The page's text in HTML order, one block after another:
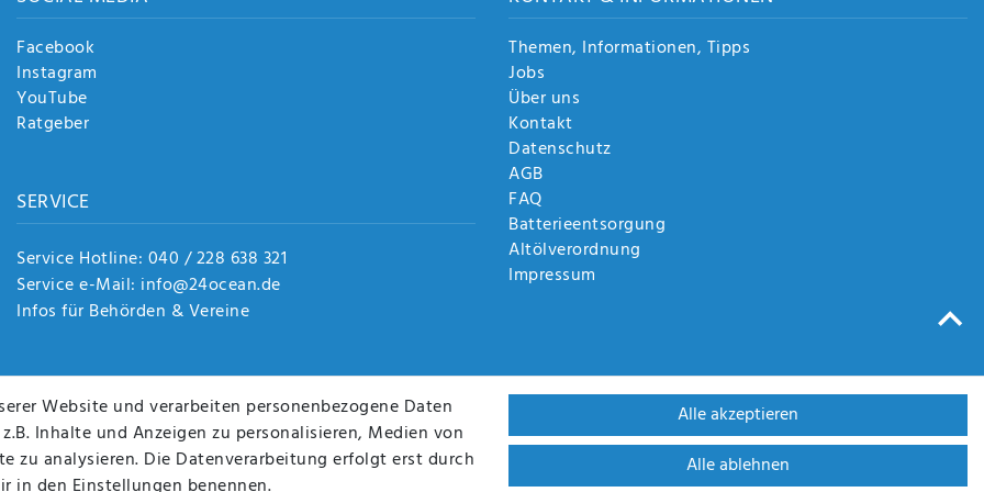
Facebook
Instagram
YouTube
Ratgeber
SERVICE
Service Hotline: 040 / 228 638 321
Service e-Mail: info@24ocean.de
Infos für Behörden & Vereine
Themen, Informationen, Tipps
Jobs
Über uns
Kontakt
Datenschutz
AGB
FAQ
Batterieentsorgung
Altölverordnung
Impressum
Website und verarbeiten personenbezogene Daten
Inhalte und Anzeigen zu personalisieren, Medien von
zu analysieren. Die Datenverarbeitung erfolgt erst durch
Alle akzeptieren
Alle ablehnen